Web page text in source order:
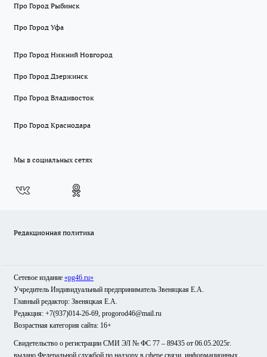
Про Город Рыбинск
Про Город Уфа
Про Город Нижний Новгород
Про Город Дзержинск
Про Город Владивосток
Про Город Краснодара
Мы в социальных сетях
Редакционная политика
Сетевое издание «pg46.ru»
Учредитель Индивидуальный предприниматель Звеняцкая Е.А.
Главный редактор: Звеняцкая Е.А.
Редакция: +7(937)014-26-69, progorod46@mail.ru
Возрастная категория сайта: 16+
Свидетельство о регистрации СМИ ЭЛ № ФС 77 – 89435 от 06.05.2025г.
выдано Федеральной службой по надзору в сфере связи, информационных